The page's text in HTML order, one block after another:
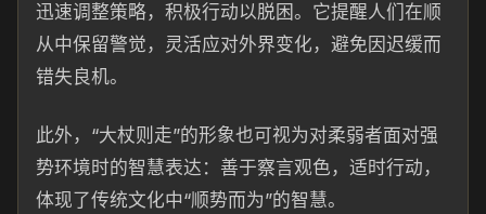
迅速调整策略，积极行动以脱困。它提醒人们在顺
从中保留警觉，灵活应对外界变化，避免因迟缓而
错失良机。
此外，“大杖则走”的形象也可视为对柔弱者面对强
势环境时的智慧表达：善于察言观色，适时行动，
体现了传统文化中“顺势而为”的智慧。